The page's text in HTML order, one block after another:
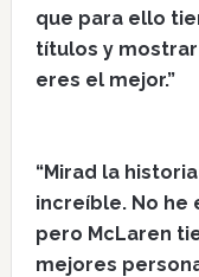
que para ello
títulos y
eres el mejor.”
“Mirad la
increíble. No he
pero McLaren
mejores